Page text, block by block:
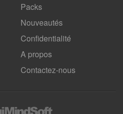
Packs
Nouveautés
Confidentialité
A propos
Contactez-nous